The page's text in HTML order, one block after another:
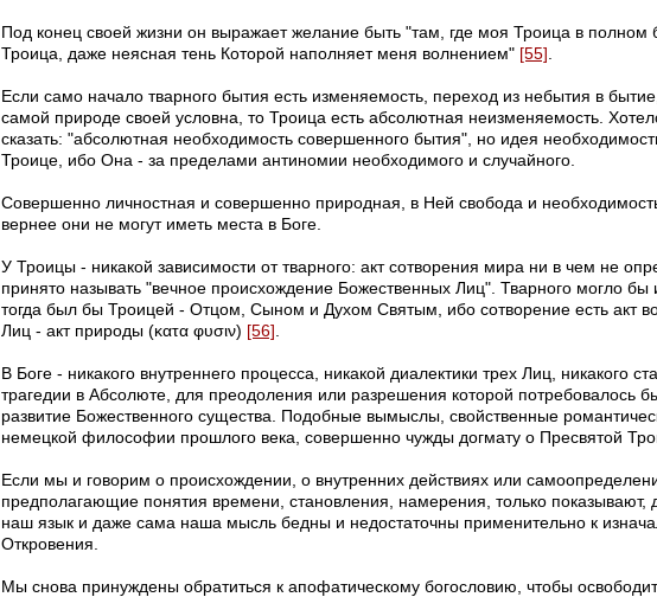
Под конец своей жизни он выражает желание быть "там, где моя Троица в полном
Троица, даже неясная тень Которой наполняет меня волнением" [55]
Если само начало тварного бытия есть изменяемость, переход из небытия в
самой природе своей условна, то Троица есть абсолютная неизменяемость.
сказать: "абсолютная необходимость совершенного бытия", но идея
Троице, ибо Она - за пределами антиномии необходимого и случайного.
Совершенно личностная и совершенно природная, в Ней свобода и
вернее они не могут иметь места в Боге.
У Троицы - никакой зависимости от тварного: акт сотворения мира ни в чем не
принято называть "вечное происхождение Божественных Лиц". Тварного могло бы
тогда был бы Троицей - Отцом, Сыном и Духом Святым, ибо сотворение есть акт
Лиц - акт природы (κατα φυσιν) [56]
В Боге - никакого внутреннего процесса, никакой диалектики трех Лиц, никакого
трагедии в Абсолюте, для преодоления или разрешения которой потребовалось
развитие Божественного существа. Подобные вымыслы, свойственные
немецкой философии прошлого века, совершенно чужды догмату о Пресвятой
Если мы и говорим о происхождении, о внутренних действиях или
предполагающие понятия времени, становления, намерения, только показывают,
наш язык и даже сама наша мысль бедны и недостаточны применительно к
Откровения.
Мы снова принуждены обратиться к апофатическому богословию, чтобы